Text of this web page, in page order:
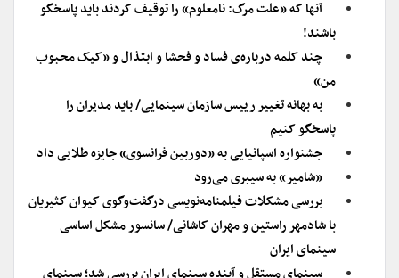
آنها که «علت مرگ: نامعلوم» را توقیف کردند باید پاسخگو
باشند!
چند کلمه درباره‌ی فساد و فحشا و ابتذال و «کیک محبوب
من»
به بهانه تغییر رییس سازمان سینمایی/ باید مدیران را
پاسخگو کنیم
جشنواره اسپانیایی به «دوربین فرانسوی» جایزه طلایی داد
«شامیر» به سیبری می‌رود
بررسی مشکلات فیلمنامه‌نویسی درگفت‌وگوی کیوان‌ کثیریان
با شادمهر راستین و مهران‌ کاشانی/ سانسور مشکل اساسی
سینمای ایران